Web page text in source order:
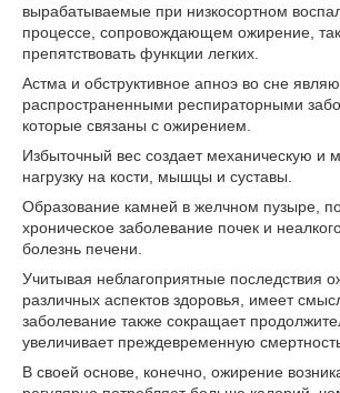
вырабатываемые при низкосортном
процессе, сопровождающем ожирение,
препятствовать функции легких.
Астма и обструктивное апноэ во сне
распространенными респираторными
которые связаны с ожирением.
Избыточный вес создает механическую и
нагрузку на кости, мышцы и суставы.
Образование камней в желчном пузыре,
хроническое заболевание почек и
болезнь печени.
Учитывая неблагоприятные последствия
различных аспектов здоровья, имеет
заболевание также сокращает
увеличивает преждевременную
В своей основе, конечно, ожирение